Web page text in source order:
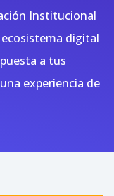
Institucional
digital
a tus
experiencia de